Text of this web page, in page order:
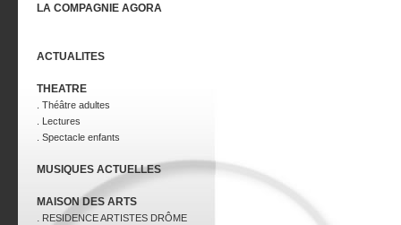
LA COMPAGNIE AGORA
ACTUALITES
THEATRE
. Théâtre adultes
. Lectures
. Spectacle enfants
MUSIQUES ACTUELLES
MAISON DES ARTS
. RESIDENCE ARTISTES DRÔME